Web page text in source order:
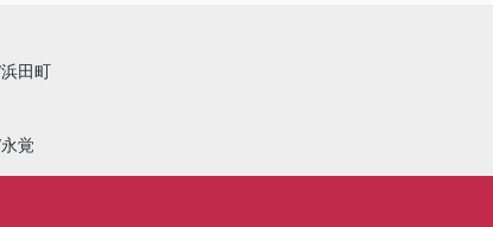
浜田町
永覚